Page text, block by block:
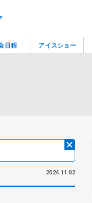
2024.11.02
日程 アイスショー